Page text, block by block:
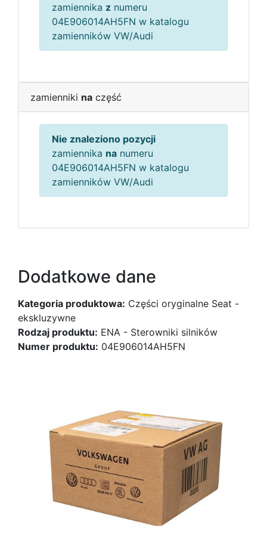
zamiennika z numeru
04E906014AH5FN w katalogu
zamienników VW/Audi
zamienniki na część
Nie znaleziono pozycji
zamiennika na numeru
04E906014AH5FN w katalogu
zamienników VW/Audi
Dodatkowe dane
Kategoria produktowa: Części oryginalne Seat -
ekskluzywne
Rodzaj produktu: ENA - Sterowniki silników
Numer produktu: 04E906014AH5FN